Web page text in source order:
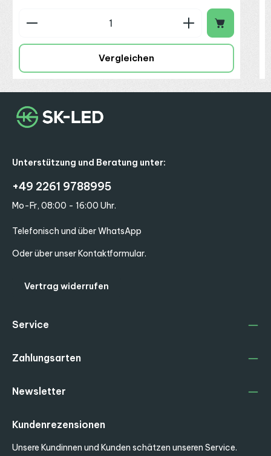
Produkt Anzahl: Gib den gewünschten Wert
Vergleichen
Unterstützung und Beratung unter:
+49 2261 9788995
Mo-Fr, 08:00 - 16:00 Uhr.
Telefonisch und über WhatsApp
Oder über unserKontaktformular.
Vertrag widerrufen
Service
Zahlungsarten
Kundenrezensionen
Unsere Kundinnen und Kunden schätzen unseren Service.
Newsletter